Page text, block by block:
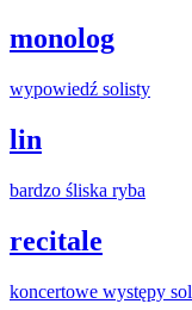
monolog
wypowiedź solisty
lin
bardzo śliska ryba
recitale
koncertowe występy